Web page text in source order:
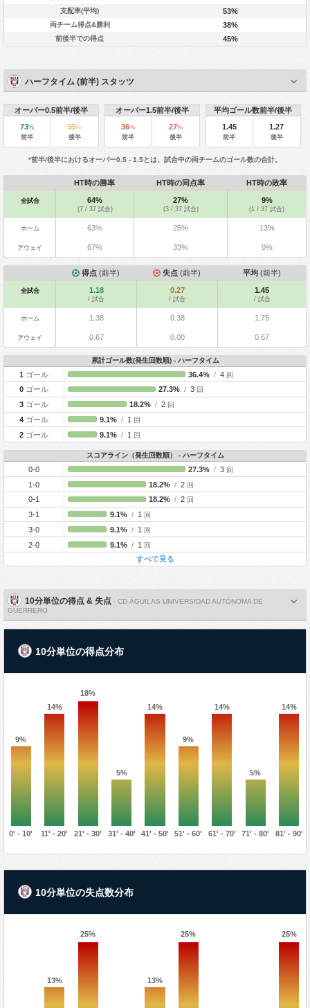
支配率(平均) 53%
両チーム得点&勝利 38%
前後半での得点 45%
ハーフタイム (前半) スタッツ
オーバー0.5前半/後半
73%
前半
55%
後半
オーバー1.5前半/後半
36%
前半
27%
後半
平均ゴール数前半/後半
1.45
前半
1.27
後半
*前半/後半におけるオーバー0.5 - 1.5とは、試合中の両チームのゴール数の合計。
HT時の勝率 HT時の同点率 HT時の敗率
全試合 64%
(7 / 37 試合)
27%
(3 / 37 試合)
9%
(1 / 37 試合)
ホーム 63% 25% 13%
アウェイ 67% 33% 0%
得点 (前半) 失点 (前半) 平均(前半)
全試合 1.18
/ 試合
0.27
/ 試合
1.45
/ 試合
ホーム 1.38 0.38 1.75
アウェイ 0.67 0.00 0.67
累計ゴール数(発生回数順) - ハーフタイム
1 ゴール 36.4% /4 回
0 ゴール 27.3% / 3 回
3 ゴール 18.2% /2 回
4 ゴール 9.1% / 1 回
2 ゴール 9.1% / 1 回
スコアライン（発生回数順） - ハーフタイム
0-0 27.3% /3 回
1-0 18.2% / 2 回
0-1 18.2% / 2 回
3-1 9.1% /1 回
3-0 9.1% /1 回
2-0 9.1% /1 回
すべて見る
10分単位の得点 & 失点- CD ÁGUILAS UNIVERSIDAD AUTÓNOMA DE
GUERRERO
10分単位の得点分布
9%
14%
18%
5%
14%
9%
14%
5%
14%
0' - 10' 11' - 20' 21' - 30' 31' - 40' 41' - 50' 51' - 60' 61' - 70' 71' - 80' 81' - 90'
10分単位の失点数分布
13%
25%
13%
25% 25%